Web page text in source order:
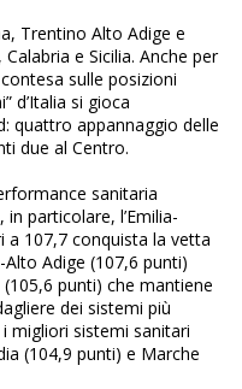
Trentino Alto Adige e
e Sicilia. Anche per
sulle posizioni
d’Italia si gioca
quattro appannaggio delle
due al Centro.
sanitaria
particolare, l’Emilia-
a 107,7 conquista la vetta
Adige (107,6 punti)
punti) che mantiene
dei sistemi più
migliori sistemi sanitari
(104,9 punti) e Marche